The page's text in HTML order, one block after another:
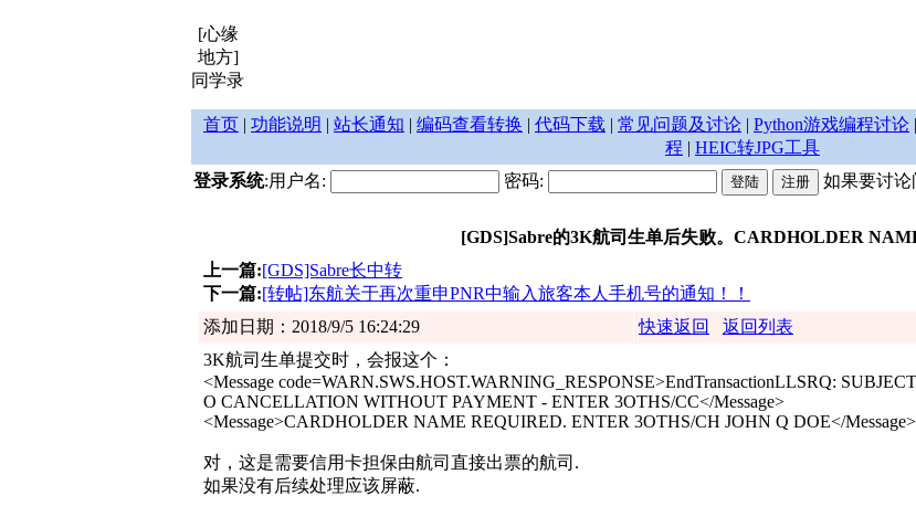
[心缘
地方]
同学录
首页 | 功能说明 | 站长通知 | 编码查看转换 | 代码下载 | 常见问题及讨论 | Python游戏编程讨论 |
程 | HEIC转JPG工具
登录系统:用户名: 密码: 如果要讨论
[GDS]Sabre的3K航司生单后失败。CARDHOLDER
上一篇:[GDS]Sabre长中转
下一篇:[转帖]东航关于再次重申PNR中输入旅客本人手机号的通知！！
添加日期：2018/9/5 16:24:29
快速返回 返回列表
3K航司生单提交时，会报这个：
<Message code=WARN.SWS.HOST.WARNING_RESPONSE>EndTransactionLLSRQ:
O CANCELLATION WITHOUT PAYMENT - ENTER 3OTHS/CC</Message>
<Message>CARDHOLDER NAME REQUIRED. ENTER 3OTHS/CH JOHN Q DOE</Message>
对，这是需要信用卡担保由航司直接出票的航司.
如果没有后续处理应该屏蔽.